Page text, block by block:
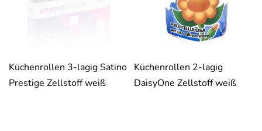
Küchenrollen 3-lagig Satino
Prestige Zellstoff weiß
Küchenrollen 2-lagig
DaisyOne Zellstoff weiß